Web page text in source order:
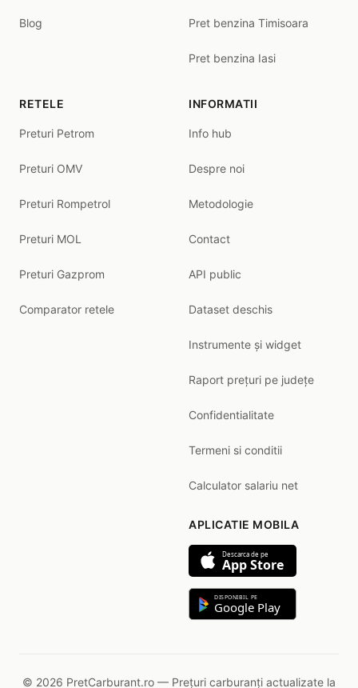
Blog Pret benzina Timisoara
Pret benzina Iasi
RETELE
Preturi Petrom
Preturi OMV
Preturi Rompetrol
Preturi MOL
Preturi Gazprom
Comparator retele
INFORMATII
Info hub
Despre noi
Metodologie
Contact
API public
Dataset deschis
Instrumente și widget
Raport prețuri pe județe
Confidentialitate
Termeni si conditii
Calculator salariu net
APLICATIE MOBILA
Descarca de pe
App Store
DISPONIBIL PE
Google Play
© 2026 PretCarburant.ro — Prețuri carburanți actualizate la